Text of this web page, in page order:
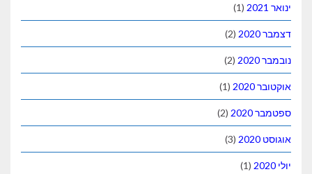
ינואר 2021 (1)
דצמבר 2020 (2)
נובמבר 2020 (2)
אוקטובר 2020 (1)
ספטמבר 2020 (2)
אוגוסט 2020 (3)
יולי 2020 (1)